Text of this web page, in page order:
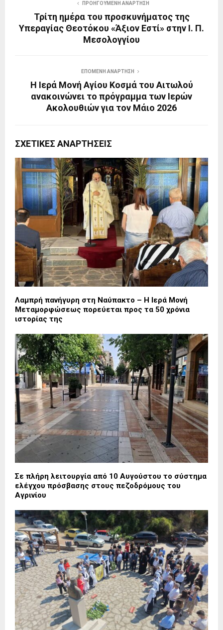
ΠΡΟΗΓΟΎΜΕΝΗ ΑΝΆΡΤΗΣΗ
Τρίτη ημέρα του προσκυνήματος της
Υπεραγίας Θεοτόκου «Άξιον Εστί» στην Ι. Π.
Μεσολογγίου
ΕΠΌΜΕΝΗ ΑΝΆΡΤΗΣΗ
Η Ιερά Μονή Αγίου Κοσμά του Αιτωλού
ανακοινώνει το πρόγραμμα των Ιερών
Ακολουθιών για τον Μάιο 2026
ΣΧΕΤΙΚΈΣ ΑΝΑΡΤΉΣΕΙΣ
Λαμπρή πανήγυρη στη Ναύπακτο – Η Ιερά Μονή
Μεταμορφώσεως πορεύεται προς τα 50 χρόνια
ιστορίας της
Σε πλήρη λειτουργία από 10 Αυγούστου το σύστημα
ελέγχου πρόσβασης στους πεζοδρόμους του
Αγρινίου